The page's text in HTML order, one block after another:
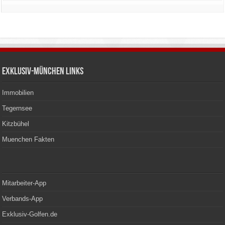
Exklusiv-München Links
Immobilien
Tegernsee
Kitzbühel
Muenchen Fakten
Mitarbeiter-App
Verbands-App
Exklusiv-Golfen.de